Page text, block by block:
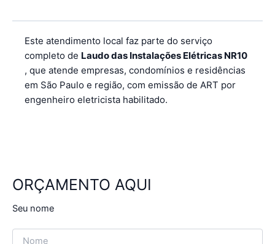
Este atendimento local faz parte do serviço
completo de Laudo das Instalações Elétricas NR10
, que atende empresas, condomínios e residências
em São Paulo e região, com emissão de ART por
engenheiro eletricista habilitado.
ORÇAMENTO AQUI
Seu nome